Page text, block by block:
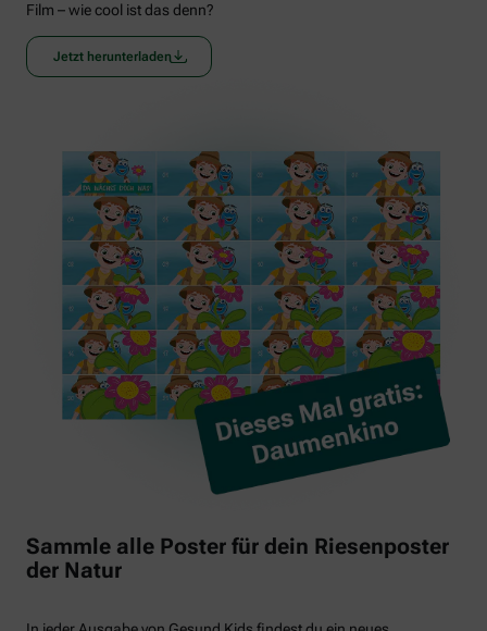
Film – wie cool ist das denn?
Jetzt herunterladen
Sammle alle Poster für dein Riesenposter
der Natur